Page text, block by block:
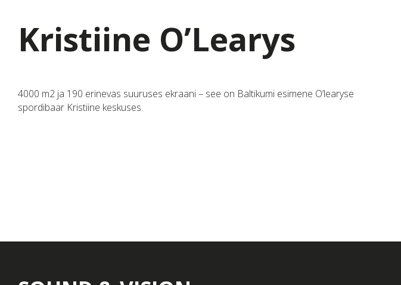
Kristiine O’Learys
4000 m2 ja 190 erinevas suuruses ekraani – see on Baltikumi esimene O’learyse
spordibaar Kristiine keskuses.